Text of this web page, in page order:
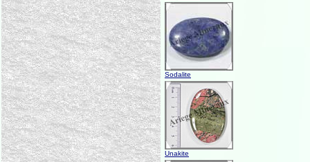
Sodalite
Unakite